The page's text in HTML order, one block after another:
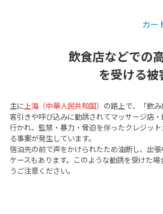
カー
飲食店などでの
を受ける被
主に上海（中華人民共和国） の路上で、「飲
客引きや呼び込みに勧誘されてマッサージ店
行かれ、監禁・暴力・脅迫を伴ったクレジッ
る事案が発生しています。
宿泊先の前で声をかけられたため油断し、出
ケースもあります。このような勧誘を受けた
うご注意ください。